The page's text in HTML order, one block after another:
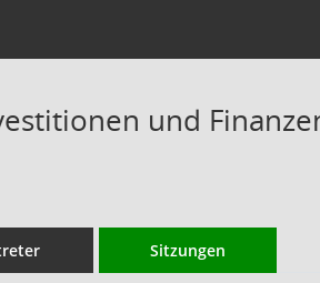
und
Sitzungen